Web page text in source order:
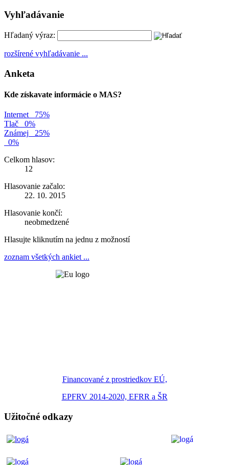
Vyhľadávanie
Hľadaný výraz:
rozšírené vyhľadávanie ...
Anketa
Kde získavate informácie o MAS?
Internet
75%
Tlač
0%
Známej
25%
0%
Celkom hlasov:
12
Hlasovanie začalo:
22. 10. 2015
Hlasovanie končí:
neobmedzené
Hlasujte kliknutím na jednu z možností
zoznam všetkých ankiet ...
Financované z prostriedkov EÚ,
EPFRV 2014-2020, EFRR a ŠR
Užitočné odkazy